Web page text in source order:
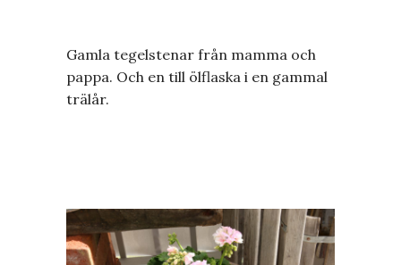
Gamla tegelstenar från mamma och
pappa. Och en till ölflaska i en gammal
trälår.